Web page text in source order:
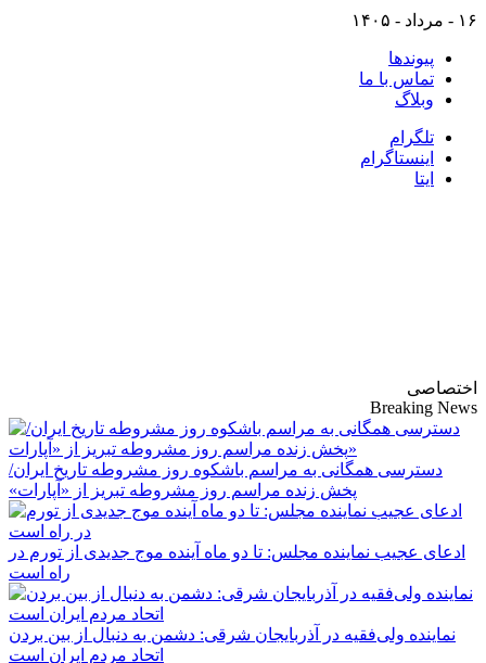
۱۶ - مرداد - ۱۴۰۵
پیوندها
تماس با ما
وبلاگ
تلگرام
اینستاگرام
ایتا
اختصاصی
Breaking News
دسترسی همگانی به مراسم باشکوه روز مشروطه تاریخ ایران/
پخش زنده مراسم روز مشروطه تبریز از «آپارات»
ادعای عجیب نماینده مجلس: تا دو ماه آینده موج جدیدی از تورم در
راه است
نماینده ولی‌فقیه در آذربایجان شرقی: دشمن به دنبال از بین بردن
اتحاد مردم ایران است